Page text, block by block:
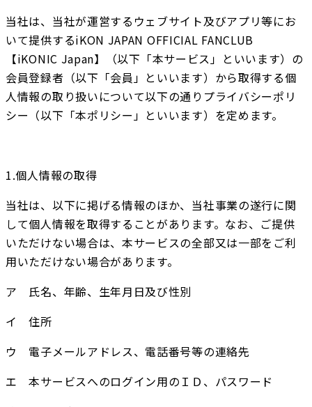
当社は、当社が運営するウェブサイト及びアプリ等にお
いて提供するiKON JAPAN OFFICIAL FANCLUB
【iKONIC Japan】（以下「本サービス」といいます）の
会員登録者（以下「会員」といいます）から取得する個
人情報の取り扱いについて以下の通りプライバシーポリ
シー（以下「本ポリシー」といいます）を定めます。
1.個人情報の取得
当社は、以下に掲げる情報のほか、当社事業の遂行に関
して個人情報を取得することがあります。なお、ご提供
いただけない場合は、本サービスの全部又は一部をご利
用いただけない場合があります。
ア　氏名、年齢、生年月日及び性別
イ　住所
ウ　電子メールアドレス、電話番号等の連絡先
エ　本サービスへのログイン用のＩＤ、パスワード